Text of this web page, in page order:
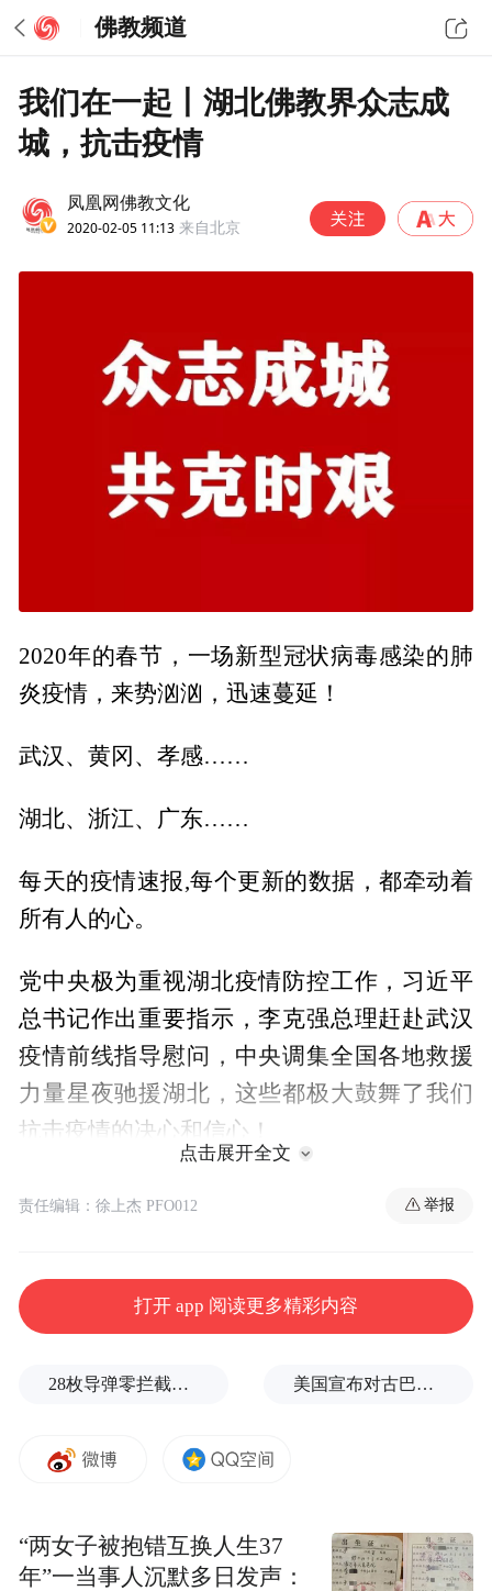
佛教频道
我们在一起丨湖北佛教界众志成
城，抗击疫情
凤凰网佛教文化
2020-02-05 11:13 来自北京
2020年的春节，一场新型冠状病毒感染的肺
炎疫情，来势汹汹，迅速蔓延！
武汉、黄冈、孝感……
湖北、浙江、广东……
每天的疫情速报,每个更新的数据，都牵动着
所有人的心。
党中央极为重视湖北疫情防控工作，习近平
总书记作出重要指示，李克强总理赶赴武汉
疫情前线指导慰问，中央调集全国各地救援
力量星夜驰援湖北，这些都极大鼓舞了我们
抗击疫情的决心和信心！
疫情发生后，湖北作为疫情中心，防控形势
至24日，省佛协多次下发紧急通知，要求各
聚集和流动，加强个人防护。1月27日，省佛
仁的倡议书》，号召全省佛教界同仁坚定信
佛教界慈悲济世的优良传统，为疫情防控作
贡献。
点击展开全文
责任编辑：徐上杰 PFO012 举报
打开 app 阅读更多精彩内容
28枚导弹零拦截！基辅防空失灵，西方靠不住了 美国宣布对古巴实施新一轮制裁
“两女子被抱错互换人生37
年”一当事人沉默多日发声：